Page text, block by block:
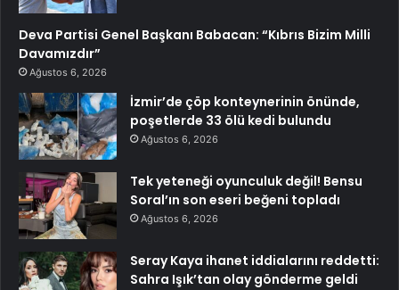
Deva Partisi Genel Başkanı Babacan: “Kıbrıs Bizim Milli
Davamızdır”
Ağustos 6, 2026
İzmir’de çöp konteynerinin önünde,
poşetlerde 33 ölü kedi bulundu
Ağustos 6, 2026
Tek yeteneği oyunculuk değil! Bensu
Soral’ın son eseri beğeni topladı
Ağustos 6, 2026
Seray Kaya ihanet iddialarını reddetti:
Sahra Işık’tan olay gönderme geldi